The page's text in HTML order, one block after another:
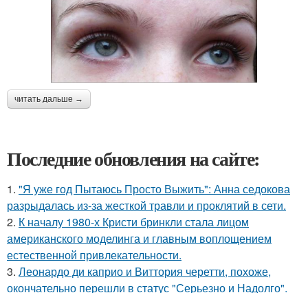
читать дальше →
Последние обновления на сайте:
1. "Я уже год Пытаюсь Просто Выжить": Анна седокова
разрыдалась из-за жесткой травли и проклятий в сети.
2. К началу 1980-х Кристи бринкли стала лицом
американского моделинга и главным воплощением
естественной привлекательности.
3. Леонардо ди каприо и Виттория черетти, похоже,
окончательно перешли в статус "Серьезно и Надолго".